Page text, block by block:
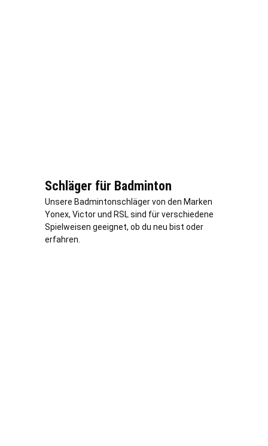
Schläger für Badminton
Unsere Badmintonschläger von den Marken
Yonex, Victor und RSL sind für verschiedene
Spielweisen geeignet, ob du neu bist oder
erfahren.